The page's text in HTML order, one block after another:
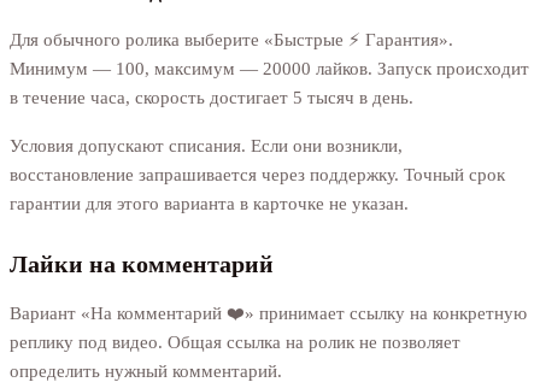
Для обычного ролика выберите «Быстрые ⚡️ Гарантия».
Минимум — 100, максимум — 20000 лайков. Запуск происходит
в течение часа, скорость достигает 5 тысяч в день.
Условия допускают списания. Если они возникли,
восстановление запрашивается через поддержку. Точный срок
гарантии для этого варианта в карточке не указан.
Лайки на комментарий
Вариант «На комментарий ❤️» принимает ссылку на конкретную
реплику под видео. Общая ссылка на ролик не позволяет
определить нужный комментарий.